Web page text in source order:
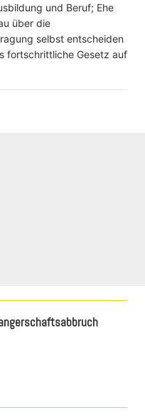
und Beruf; Ehe
über die
selbst entscheiden
fortschrittliche Gesetz auf